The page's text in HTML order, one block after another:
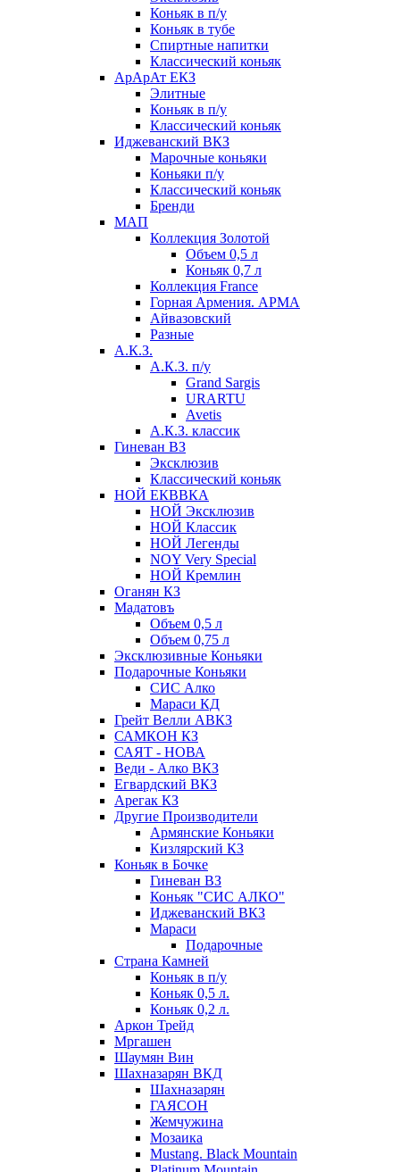
Коньяк в п/у
Коньяк в тубе
Спиртные напитки
Классический коньяк
АрАрАт ЕКЗ
Элитные
Коньяк в п/у
Классический коньяк
Иджеванский ВКЗ
Марочные коньяки
Коньяки п/у
Классический коньяк
Бренди
МАП
Коллекция Золотой
Объем 0,5 л
Коньяк 0,7 л
Коллекция France
Горная Армения. АРМА
Айвазовский
Разные
А.К.З.
А.К.З. п/у
Grand Sargis
URARTU
Avetis
А.К.З. классик
Гиневан ВЗ
Эксклюзив
Классический коньяк
НОЙ ЕКВВКА
НОЙ Эксклюзив
НОЙ Классик
НОЙ Легенды
NOY Very Speсial
НОЙ Кремлин
Оганян КЗ
Мадатовъ
Объем 0,5 л
Объем 0,75 л
Эксклюзивные Коньяки
Подарочные Коньяки
СИС Алко
Мараси КД
Грейт Велли АВКЗ
САМКОН КЗ
САЯТ - НОВА
Веди - Алко ВКЗ
Егвардский ВКЗ
Арегак КЗ
Другие Производители
Армянские Коньяки
Кизлярский КЗ
Коньяк в Бочке
Гиневан ВЗ
Коньяк "СИС АЛКО"
Иджеванский ВКЗ
Мараси
Подарочные
Страна Камней
Коньяк в п/у
Коньяк 0,5 л.
Коньяк 0,2 л.
Аркон Трейд
Мргашен
Шаумян Вин
Шахназарян ВКД
Шахназарян
ГАЯСОН
Жемчужина
Мозаика
Mustang. Black Mountain